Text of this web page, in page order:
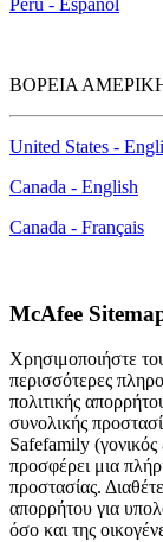
Perú - Español
ΒΟΡΕΙΑ
United States -
Canada - English
Canada - Français
McAfee
Χρησιμοποιήστε
περισσότερες
πολιτικής
συνολικής
Safefamily
προσφέρει μια
προστασίας.
απορρήτου για
όσο και της